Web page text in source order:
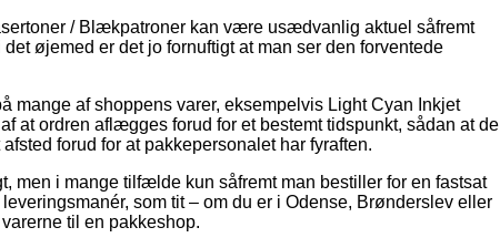
/ Blækpatroner kan være usædvanlig aktuel såfremt
øjemed er det jo fornuftigt at man ser den forventede
mange af shoppens varer, eksempelvis Light Cyan Inkjet
at ordren aflægges forud for et bestemt tidspunkt, sådan at de
forud for at pakkepersonalet har fyraften.
men i mange tilfælde kun såfremt man bestiller for en fastsat
som tit – om du er i Odense, Brønderslev eller
til en pakkeshop.